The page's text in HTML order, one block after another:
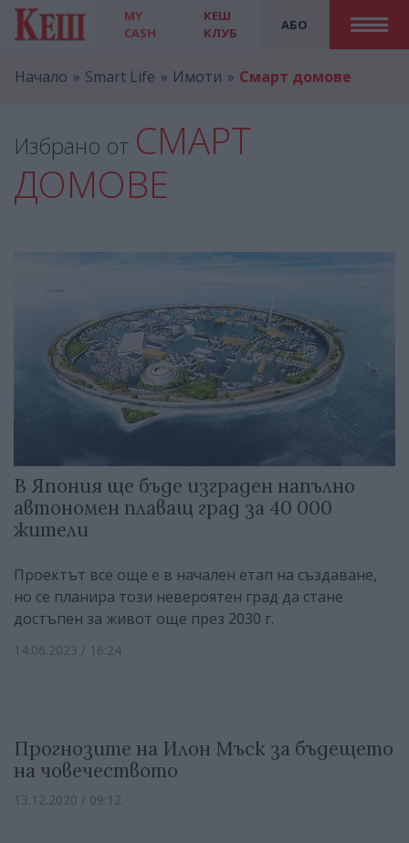
MY
CASH
АБО
КЕШ
КЛУБ
Начало Smart Life Имоти Смарт домове
Избрано от СМАРТ
ДОМОВЕ
В Япония ще бъде изграден напълно
автономен плаващ град за 40 000
жители
Проектът все още е в начален етап на създаване,
но се планира този невероятен град да стане
достъпен за живот още през 2030 г.
14.06.2023 / 16:24
Прогнозите на Илон Мъск за бъдещето
на човечеството
13.12.2020 / 09:12